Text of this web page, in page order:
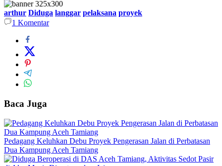
arthur Diduga langgar pelaksana proyek
1 Komentar
Baca Juga
Pedagang Keluhkan Debu Proyek Pengerasan Jalan di Perbatasan
Dua Kampung Aceh Tamiang